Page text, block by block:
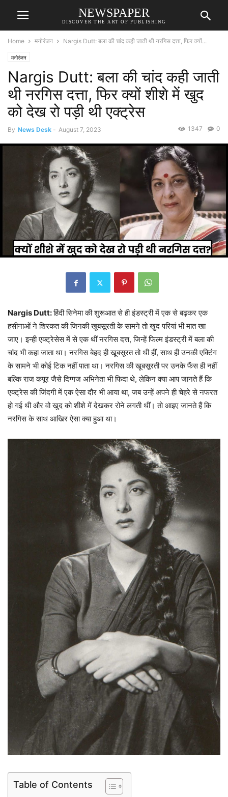
NEWSPAPER
DISCOVER THE ART OF PUBLISHING
Home मनोरंजन Nargis Dutt: बला की चांद कही जाती थी नरगिस दत्ता, फिर क्यों...
मनोरंजन
Nargis Dutt: बला की चांद कही जाती
थी नरगिस दत्ता, फिर क्यों शीशे में खुद
को देख रो पड़ी थी एक्ट्रेस
By News Desk - August 7, 2023 0
1347
Nargis Dutt:हिंदी सिनेमा की शुरूआत से ही इंडस्ट्री में एक से बढ़कर एक
हसीनाओं ने शिरकत की जिनकी खूबसूरती के सामने तो खुद परियां भी मात खा
जाए। इन्ही एक्ट्रेसेस में से एक थीं नरगिस दत्त, जिन्हें फिल्म इंडस्ट्री में बला की
चांद भी कहा जाता था। नरगिस बेहद ही खूबसूरत तो थी हीं, साथ ही उनकी एक्टिंग
के सामने भी कोई टिक नहीं पाता था। नरगिस की खूबसूरती पर उनके फैंस ही नहीं
बल्कि राज कपूर जैसे दिग्गज अभिनेता भी फिदा थे, लेकिन क्या आप जानते हैं कि
एक्ट्रेस की जिंदगी में एक ऐसा दौर भी आया था, जब उन्हें अपने ही चेहरे से नफरत
हो गई थी और वो खुद को शीशे में देखकर रोने लगती थीं। तो आइए जानते हैं कि
नरगिस के साथ आखिर ऐसा क्या हुआ था।
Table of Contents